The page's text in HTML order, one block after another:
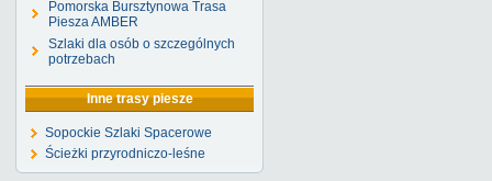
Pomorska Bursztynowa Trasa
Piesza AMBER
Szlaki dla osób o szczególnych
potrzebach
Inne trasy piesze
Sopockie Szlaki Spacerowe
Ścieżki przyrodniczo-leśne